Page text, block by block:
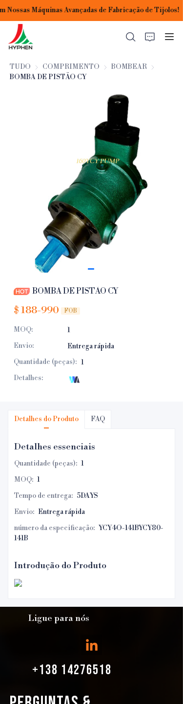
Nossas Máquinas Avançadas de Fabricação de Tijolos!
Construindo Seu
Sucesso com Nossas
Máquinas Avançadas
Tijolos!
TUDO COMPRIMENTO COMPRIMENTO
BOMBEAR BOMBEAR
BOMBA DE PISTÃO CY
BOMBA DE PISTÃO CY
$ 188-990 FOB
MOQ:
1
Envio:
Entrega rápida
Quantidade (peças): 1
Detalhes:
Detalhes do Produto FAQ
Detalhes essenciais
Quantidade (peças): 1
MOQ: 1
Tempo de entrega: 5DAYS
Envio: Entrega rápida
número da especificação: YCY4O-141BYCY80-
141B
Introdução do Produto
Ligue para nós
+138 14276518
CONTATE-NOS